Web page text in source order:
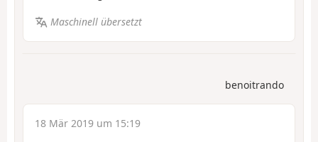
Maschinell übersetzt
benoitrando
18 Mär 2019 um 15:19